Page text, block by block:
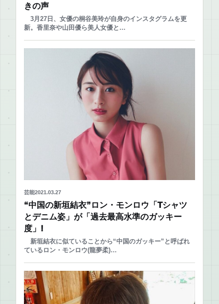
きの声
3月27日、女優の桐谷美玲が自身のインスタグラムを更
新。香里奈や山田優ら美人女優と…
芸能2021.03.27
“中国の新垣結衣”ロン・モンロウ「Tシャツ
とデニム姿」が「過去最高水準のガッキー
度」!
新垣結衣に似ていることから“中国のガッキー”と呼ばれ
ているロン・モンロウ(龍夢柔)…